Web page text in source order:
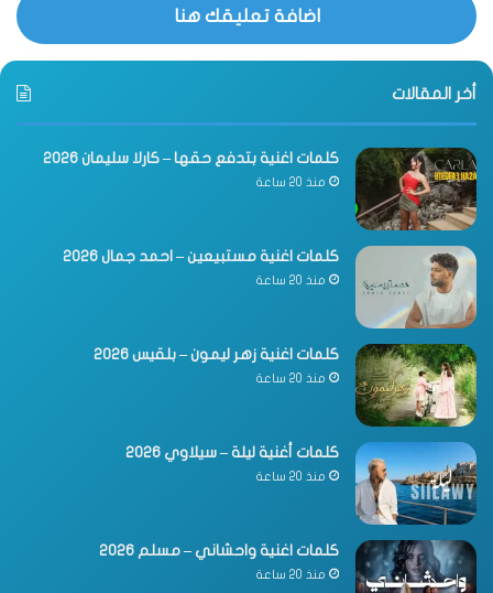
اضافة تعليقك هنا
أخر المقالات
كلمات اغنية بتدفع حقها – كارلا سليمان 2026
منذ 20 ساعة
كلمات اغنية مستبيعين – احمد جمال 2026
منذ 20 ساعة
كلمات اغنية زهر ليمون – بلقيس 2026
منذ 20 ساعة
كلمات أغنية ليلة – سيلاوي 2026
منذ 20 ساعة
كلمات اغنية واحشاني – مسلم 2026
منذ 20 ساعة